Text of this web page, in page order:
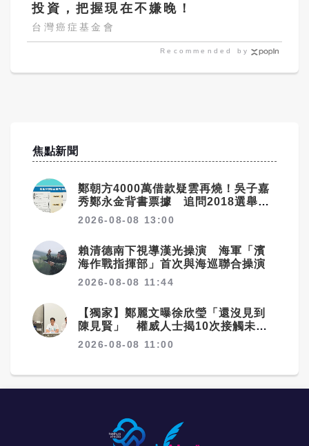
投資，把握現在不嫌晚！
台灣癌症基金會
Recommended by
焦點新聞
鄭朝方4000萬借款疑雲再燒！吳子嘉
秀鄭永金背書票據 追問2018選舉資
金流向
2026-08-08 13:00
賴清德南下視導漢光操演 海軍「濱
海作戰指揮部」首次與海巡聯合操演
2026-08-08 11:44
【獨家】鄭麗文曝徐欣瑩「還沒見到
陳見賢」 權威人士揭10次接觸未
果：整合最後一哩路
2026-08-08 11:00